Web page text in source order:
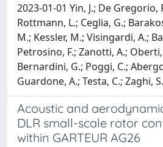
2023-01-01 Yin, J.; De Gregorio,
Rottmann, L.; Ceglia, G.;
M.; Kessler, M.; Visingardi, A.;
Petrosino, F.; Zanotti, A.;
Bernardini, G.; Poggi, C.;
Guardone, A.; Testa, C.; Zaghi, S.
Acoustic and
DLR small-scale rotor
within GARTEUR AG26